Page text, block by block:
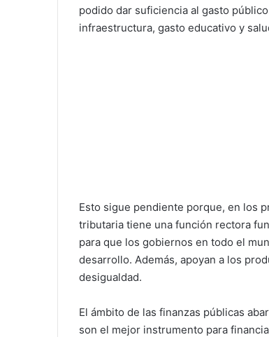
podido dar suficiencia al gasto
infraestructura, gasto educativo y
Esto sigue pendiente porque, en los
tributaria tiene una función rectora
para que los gobiernos en todo el
desarrollo. Además, apoyan a los
desigualdad.
El ámbito de las finanzas públicas
son el mejor instrumento para